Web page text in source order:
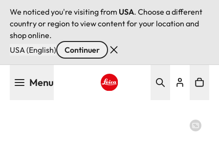
We noticed you're visiting from USA. Choose a different
country or region to view content for your location and
shop online.
USA (English)
Continuer
Menu